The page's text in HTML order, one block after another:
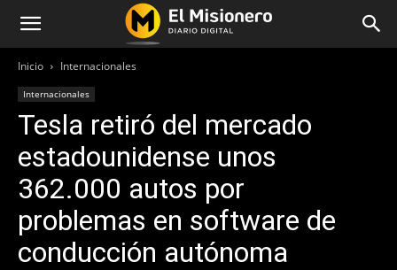
Inicio Internacionales
Internacionales
Tesla retiró del mercado
estadounidense unos
362.000 autos por
problemas en software de
conducción autónoma